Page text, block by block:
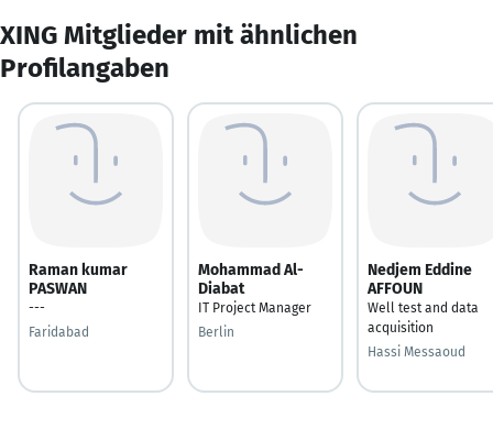
XING Mitglieder mit ähnlichen
Profilangaben
Raman kumar
PASWAN
---
Faridabad
Mohammad Al-
Diabat
IT Project Manager
Berlin
Nedjem Eddine
AFFOUN
Well test and data
acquisition
Hassi Messaoud